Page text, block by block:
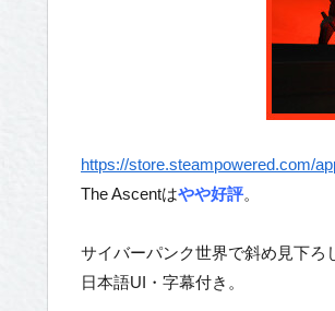
https://store.steampowered.com/
The Ascentはやや好評。
サイバーパンク世界で斜め見下
日本語UI・字幕付き。